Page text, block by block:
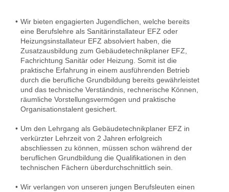
• Wir bieten engagierten Jugendlichen, welche bereits
eine Berufslehre als Sanitärinstallateur EFZ oder
Heizungsinstallateur EFZ absolviert haben, die
Zusatzausbildung zum Gebäudetechnikplaner EFZ,
Fachrichtung Sanitär oder Heizung. Somit ist die
praktische Erfahrung in einem ausführenden Betrieb
durch die berufliche Grundbildung bereits gewährleistet
und das technische Verständnis, rechnerische Können,
räumliche Vorstellungsvermögen und praktische
Organisationstalent gesichert.
• Um den Lehrgang als Gebäudetechnikplaner EFZ in
verkürzter Lehrzeit von 2 Jahren erfolgreich
abschliessen zu können, müssen schon während der
beruflichen Grundbildung die Qualifikationen in den
technischen Fächern überdurchschnittlich sein.
• Wir verlangen von unseren jungen Berufsleuten einen